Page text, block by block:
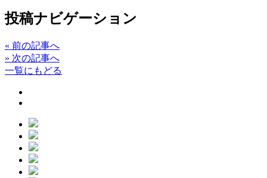
投稿ナビゲーション
« 前の記事へ
» 次の記事へ
一覧にもどる